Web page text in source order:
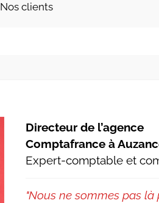
Nos clients
Directeur de l’agence
Comptafrance à
Expert-comptable et
"Nous ne sommes pas